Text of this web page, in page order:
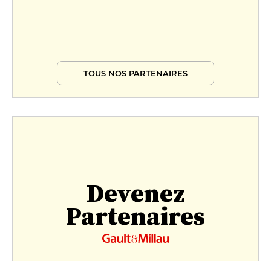
TOUS NOS PARTENAIRES
Devenez
Partenaires